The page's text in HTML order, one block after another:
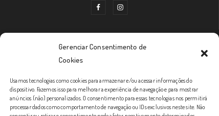
Gerenciar Consentimento de
Cookies
Usamos tecnologias como cookies para armazenar e/ou acessar informações do
dispositivo. Fazemos isso para melhorar a experiência de navegação e para mostrar
anúncios (não) personalizados. O consentimento para essas tecnologias nos permitirá
processar dados como comportamento de navegação ou IDs exclusivos neste site. Não
Links Úteis
Prazos de Entrega
Política de Trocas e Devoluções